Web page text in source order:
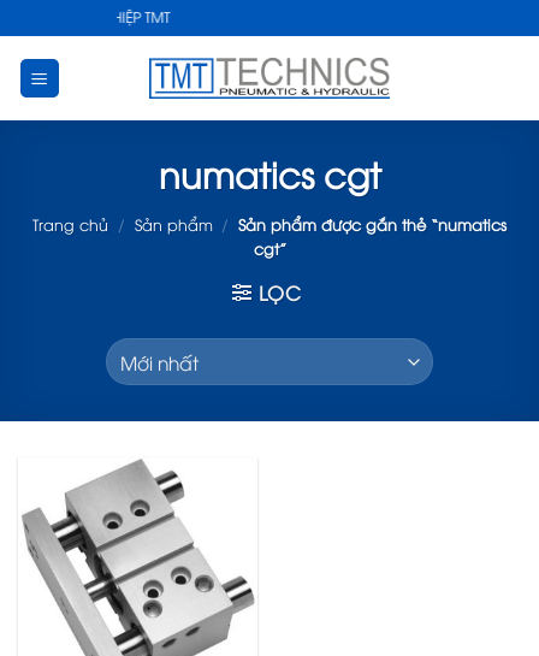
to
content
CÔNG NGHIỆP TMT
numatics cgt
Trang chủ / Sản phẩm / Sản phẩm được gắn thẻ “numatics
cgt”
LỌC